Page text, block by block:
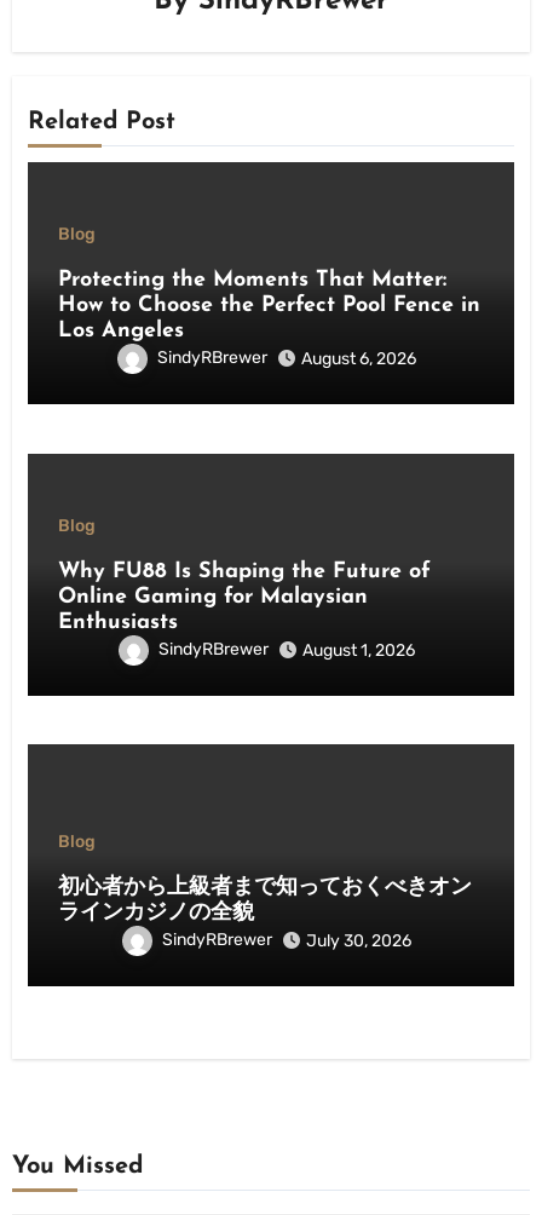
Related Post
Blog
Protecting the Moments That Matter:
How to Choose the Perfect Pool Fence in
Los Angeles
SindyRBrewer August 6, 2026
Blog
Why FU88 Is Shaping the Future of
Online Gaming for Malaysian
Enthusiasts
SindyRBrewer August 1, 2026
Blog
初心者から上級者まで知っておくべきオン
ラインカジノの全貌
SindyRBrewer July 30, 2026
You Missed